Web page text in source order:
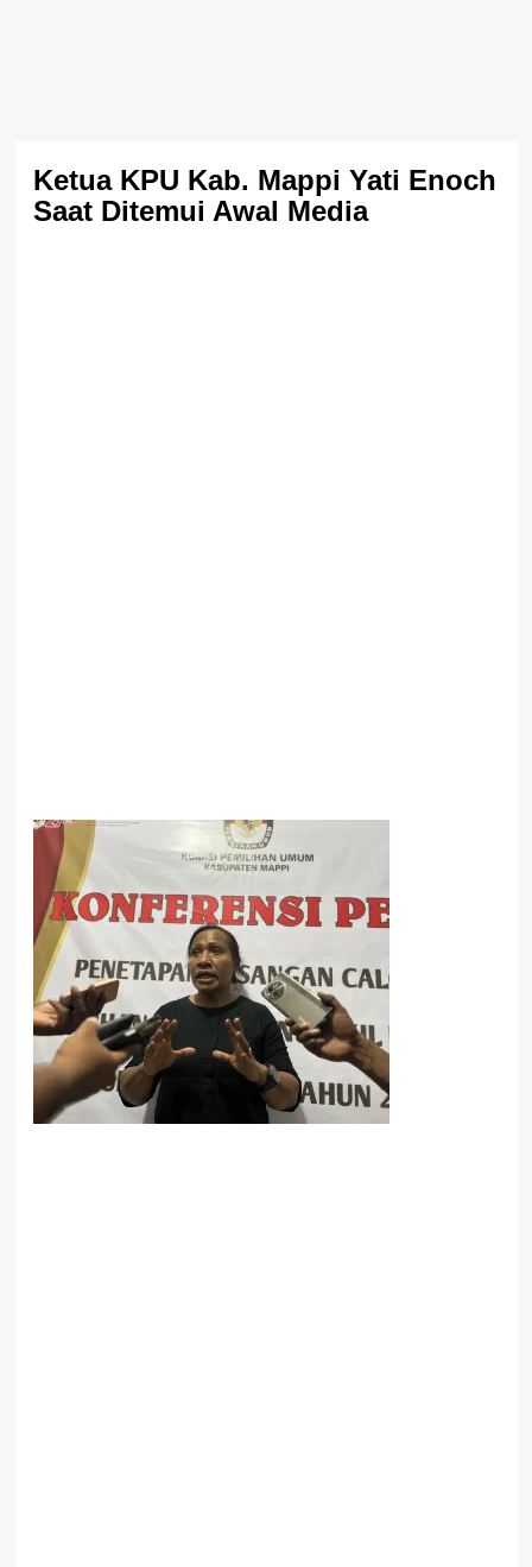
Ketua KPU Kab. Mappi Yati Enoch
Saat Ditemui Awal Media